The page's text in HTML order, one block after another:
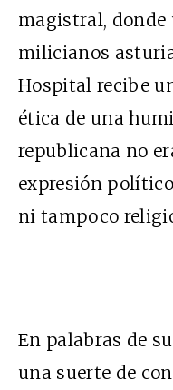
magistral, donde
milicianos
Hospital recibe
ética de una
republicana no
expresión
ni tampoco
En palabras de
una suerte de